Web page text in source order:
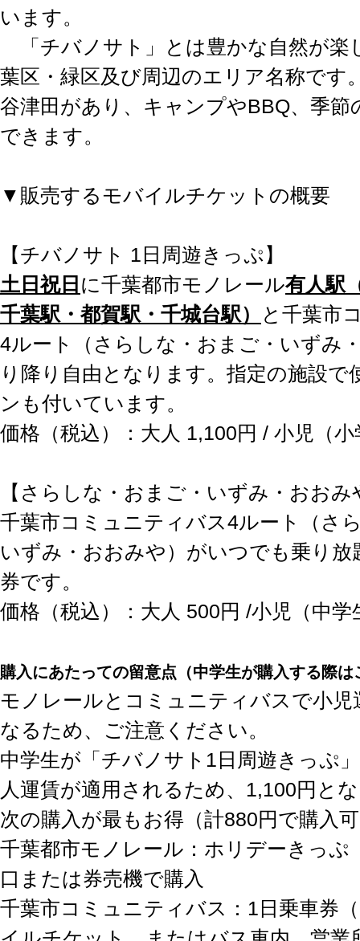
います。
「チバノサト」とは豊かな自然が楽
葉区・緑区及び周辺のエリア名称です
谷津田があり、キャンプやBBQ、季節
できます。
▼販売するモバイルチケットの概要
【チバノサト 1日周遊きっぷ】
土日祝日 に千葉都市モノレール有人駅
千葉駅・都賀駅・千城台駅）
と千葉市
4ルート（さらしな・おまご・いずみ
り降り自由となります。指定の施設で
ンも付いています。
価格（税込）：大人 1,100円 / 小児（
【さらしな・おまご・いずみ・おおみ
千葉市コミュニティバス4ルート（さ
いずみ・おおみや）がいつでも乗り放
券です。
価格（税込）：大人 500円 /小児（中学
購入にあたっての留意点（中学生が購入する際は
モノレールとコミュニティバスで小児
なるため、ご注意ください。
中学生が「チバノサト1日周遊きっぷ
人運賃が適用されるため、1,100円と
次の購入が最もお得（計880円で購入
千葉都市モノレール：ホリデーきっぷ
口または券売機で購入
千葉市コミュニティバス：1日乗車券